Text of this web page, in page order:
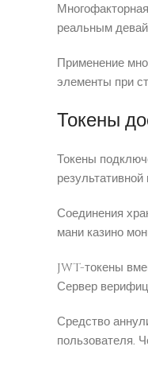
реальным
Применение
элементы при
Токены
Токены
Соединения
мани казино
JWT-токены
Сервер
Средство
пользователя.